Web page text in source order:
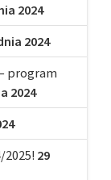
2024
2024
program
2024
2025! 29